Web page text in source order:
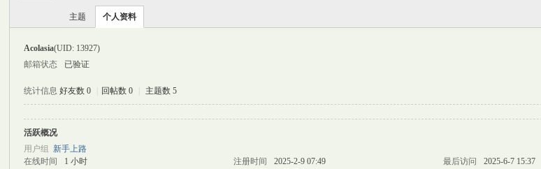
主题 个人资料
Acolasia(UID: 13927)
邮箱状态
已验证
统计信息 好友数 0 回帖数 0 主题数 5
活跃概况
用户组 新手上路
在线时间
1 小时 注册时间 2025-2-9 07:49 最后访问 2025-6-7 15:37